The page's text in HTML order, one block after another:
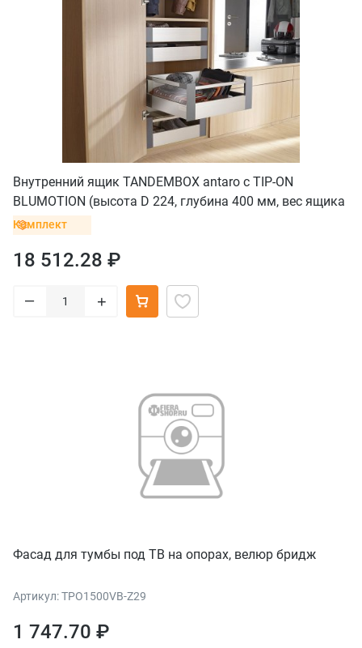
Внутренний ящик TANDEMBOX antaro с TIP-ON
BLUMOTION (высота D 224, глубина 400 мм, вес ящика
до 20 кг), нержавеющая сталь
Комплект
18 512.28 ₽
– +
Фасад для тумбы под ТВ на опорах, велюр бридж
Артикул: TPO1500VB-Z29
1 747.70 ₽